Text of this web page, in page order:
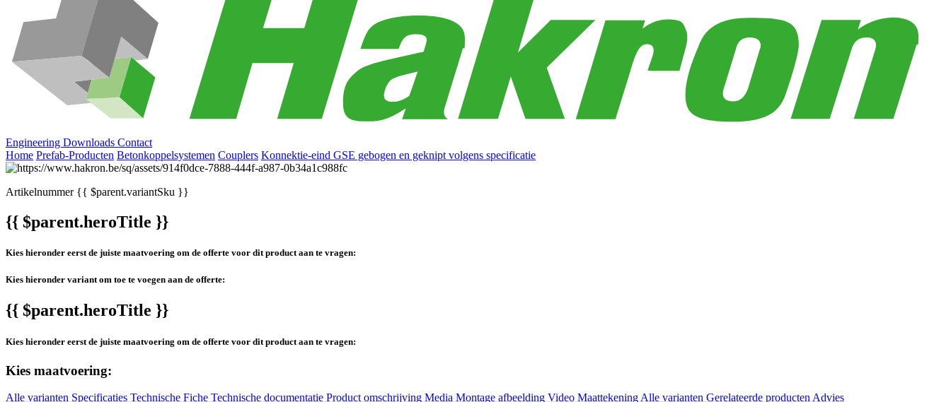
Engineering Downloads Contact
Home Prefab-Producten Betonkoppelsystemen Couplers Konnektie-eind GSE gebogen en geknipt volgens specificatie
Artikelnummer{{ $parent.variantSku }}
{{ $parent.heroTitle }}
Kies hieronder eerst de juiste maatvoering om de offerte voor dit product aan te vragen:
Kies hieronder variant om toe te voegen aan de offerte:
{{ $parent.heroTitle }}
Kies hieronder eerst de juiste maatvoering om de offerte voor dit product aan te vragen:
Kies maatvoering:
Alle varianten Specificaties Technische Fiche Technische documentatie Product omschrijving Media Montage afbeelding Video MaattekeningAlle varianten Gerelateerde productenAdvies